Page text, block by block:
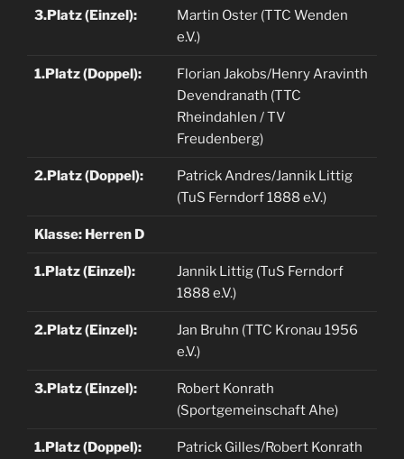
3.Platz (Einzel):
Martin Oster (TTC Wenden
e.V.)
1.Platz (Doppel):
Florian Jakobs/Henry Aravinth
Devendranath (TTC
Rheindahlen / TV
Freudenberg)
2.Platz (Doppel):
Patrick Andres/Jannik Littig
(TuS Ferndorf 1888 e.V.)
Klasse: Herren D
1.Platz (Einzel):
Jannik Littig (TuS Ferndorf
1888 e.V.)
2.Platz (Einzel):
Jan Bruhn (TTC Kronau 1956
e.V.)
3.Platz (Einzel):
Robert Konrath
(Sportgemeinschaft Ahe)
1.Platz (Doppel):
Patrick Gilles/Robert Konrath